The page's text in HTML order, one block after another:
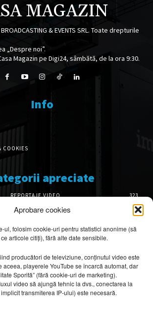
Aprobare cookies
ul, folosim cookie-uri pentru statistici anonime (să
articole citiți), fără alte date sensibile.
producători de televiziune, conținutul video este
aceea, playerele YouTube se încarcă automat, dar
Sporită” (fără cookie-uri de marketing).
video să ajungă tehnic la dvs., conectarea la
transmiterea IP-ului) este necesară.
MAGAZIN
& EVENTS SRL. Toate drepturile
„Despre noi”.
Magazin pe Digi24, sâmbătă, de la ora 9:30.
Info
COOKIES
apreciate
REPORTAJE VIDEO
323
AMENAJĂRI INTERIOARE
126
DESIGN INTERIOR
64
ARHITECTURĂ & DESIGN
OPINII & ANALIZE
43
recomandate
cabane moderne